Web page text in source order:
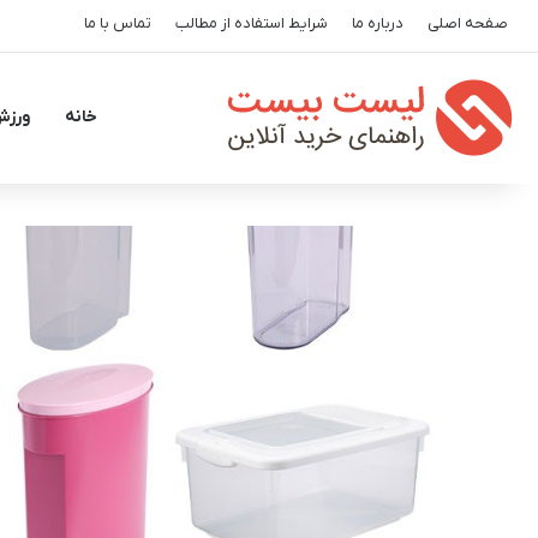
صفحه اصلی درباره ما شرایط استفاده از مطالب تماس با ما
خانه